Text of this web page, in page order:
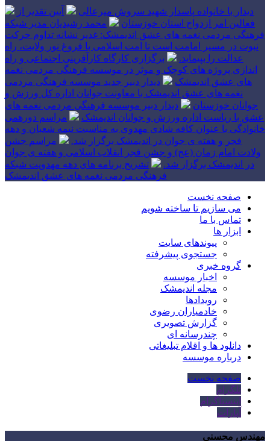
دیدار با خانواده پاسدار شهید سروش میرعالی
آیین تقدیر از
فعالین امر ازدواج استان خوزستان
محمد رشیدیان مدیر شبکه
فرهنگی مردمی نغمه های عشق اندیمشک: غدیر نشانه تداوم حرکت
نبوت در مسیر امامت است تا امت اسلامی با فروغ نور ولایت، راه
عدالت را بپیماید.
برگزاری کارگاه کارآفرینی اجتماعی و راه
اندازی پروژه های کوچک و موثر در موسسه فرهنگی مردمی نغمه
های عشق اندیمشک
دیدار دبیر جدید موسسه فرهنگی مردمی
نغمه های عشق اندیمشک با معاونت جوانان اداره کل ورزش و
جوانان خوزستان
دیدار دبیر موسسه فرهنگی مردمی نغمه های
عشق با ریاست اداره ورزش و جوانان اندیمشک
مراسم دورهمی
خانوادگی با عنوان کافه شادی مهدوی به مناسبت نیمه شعبان و دهه
فجر و هفته ی جوان در اندیمشک برگزار شد.
مراسم جشن
ولادت امام زمان (عج) و جشن فجر انقلاب اسلامی و هفته ی جوان
در اندیمشک برگزار شد.
تشریح برنامه های دهه مهدویت شبکه
فرهنگی مردمی نغمه های عشق اندیمشک
صفحه نخست
می سازیم تا ساخته شویم
تماس با ما
ابزار ها
پیوندهای سایت
جستجوی پیشرفته
گروه خبری
اخبار موسسه
مجله اندیمشک
رویدادها
خادمیاران رضوی
گزارش تصویری
چندرسانه ای
دانلود ها و اقلام تبلیغاتی
درباره موسسه
صفحه نخست
تلگرام
اینستاگرام
آپارات
مهندس محسنی